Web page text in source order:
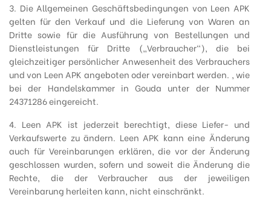
3. Die Allgemeinen Geschäftsbedingungen von Leen APK
gelten für den Verkauf und die Lieferung von Waren an
Dritte sowie für die Ausführung von Bestellungen und
Dienstleistungen für Dritte („Verbraucher“), die bei
gleichzeitiger persönlicher Anwesenheit des Verbrauchers
und von Leen APK angeboten oder vereinbart werden. , wie
bei der Handelskammer in Gouda unter der Nummer
24371286 eingereicht.
4. Leen APK ist jederzeit berechtigt, diese Liefer- und
Verkaufswerte zu ändern. Leen APK kann eine Änderung
auch für Vereinbarungen erklären, die vor der Änderung
geschlossen wurden, sofern und soweit die Änderung die
Rechte, die der Verbraucher aus der jeweiligen
Vereinbarung herleiten kann, nicht einschränkt.